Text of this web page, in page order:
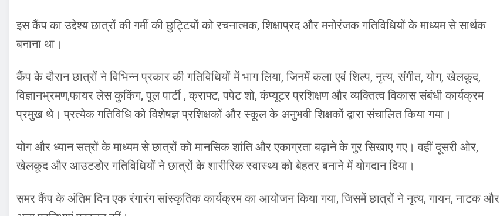
इस कैंप का उद्देश्य छात्रों की गर्मी की छुट्टियों को रचनात्मक, शिक्षाप्रद और मनोरंजक गतिविधियों के माध्यम से सार्थक
बनाना था।
कैंप के दौरान छात्रों ने विभिन्न प्रकार की गतिविधियों में भाग लिया, जिनमें कला एवं शिल्प, नृत्य, संगीत, योग, खेलकूद,
विज्ञानभ्रमण,फायर लेस कुकिंग, पूल पार्टी , क्राफ्ट, पपेट शो, कंप्यूटर प्रशिक्षण और व्यक्तित्व विकास संबंधी कार्यक्रम
प्रमुख थे। प्रत्येक गतिविधि को विशेषज्ञ प्रशिक्षकों और स्कूल के अनुभवी शिक्षकों द्वारा संचालित किया गया।
योग और ध्यान सत्रों के माध्यम से छात्रों को मानसिक शांति और एकाग्रता बढ़ाने के गुर सिखाए गए। वहीं दूसरी ओर,
खेलकूद और आउटडोर गतिविधियों ने छात्रों के शारीरिक स्वास्थ्य को बेहतर बनाने में योगदान दिया।
समर कैंप के अंतिम दिन एक रंगारंग सांस्कृतिक कार्यक्रम का आयोजन किया गया, जिसमें छात्रों ने नृत्य, गायन, नाटक और